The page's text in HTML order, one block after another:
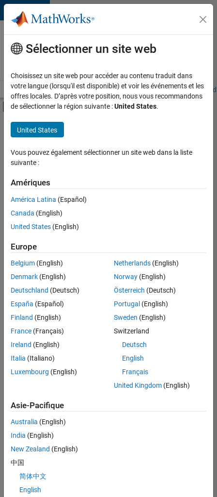
Passer au contenu
Votre
carrière
chez
Accueil Explorer nos opportunités Adresses de nos bureaux
Activer/désactiver l'affichage du menu
Contenu principal
FILTRER PAR
Technologies de l’information
Gestion des programmes
Ingénierie de la qualité
Enregistrer
sélectionnées
Les
descriptions
poste
n’ont
pas
été
traduites.
Effectuez
lieu
pour
l’ensemble
des
opportunités
votre
région.
Sélectionner un site web
Choisissez un site web pour accéder au contenu traduit dans
votre langue (lorsqu'il est disponible) et voir les événements et les
offres locales. D’après votre position, nous vous recommandons
de sélectionner la région suivante :United States.
United States
Vous pouvez également sélectionner un site web dans la liste
suivante :
Amériques
América Latina (Español)
Canada (English)
United States (English)
Europe
Belgium (English)
Denmark (English)
Deutschland (Deutsch)
España (Español)
Finland (English)
France (Français)
Ireland (English)
Italia (Italiano)
Luxembourg (English)
Netherlands(English)
Norway(English)
Österreich (Deutsch)
Portugal (English)
Sweden (English)
Switzerland
Deutsch
English
Français
United Kingdom(English)
Asie-Pacifique
Australia (English)
India (English)
New Zealand (English)
中国
简体中文
English